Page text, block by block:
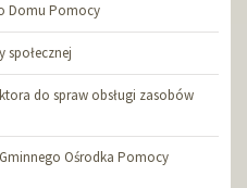
Domu Pomocy
do spraw obsługi zasobów
Ośrodka Pomocy